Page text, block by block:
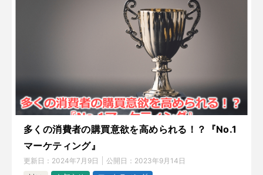
多くの消費者の購買意欲を高められる！？『No.1
マーケティング』
更新日： 2024年7月9日 公開日： 2023年9月14日